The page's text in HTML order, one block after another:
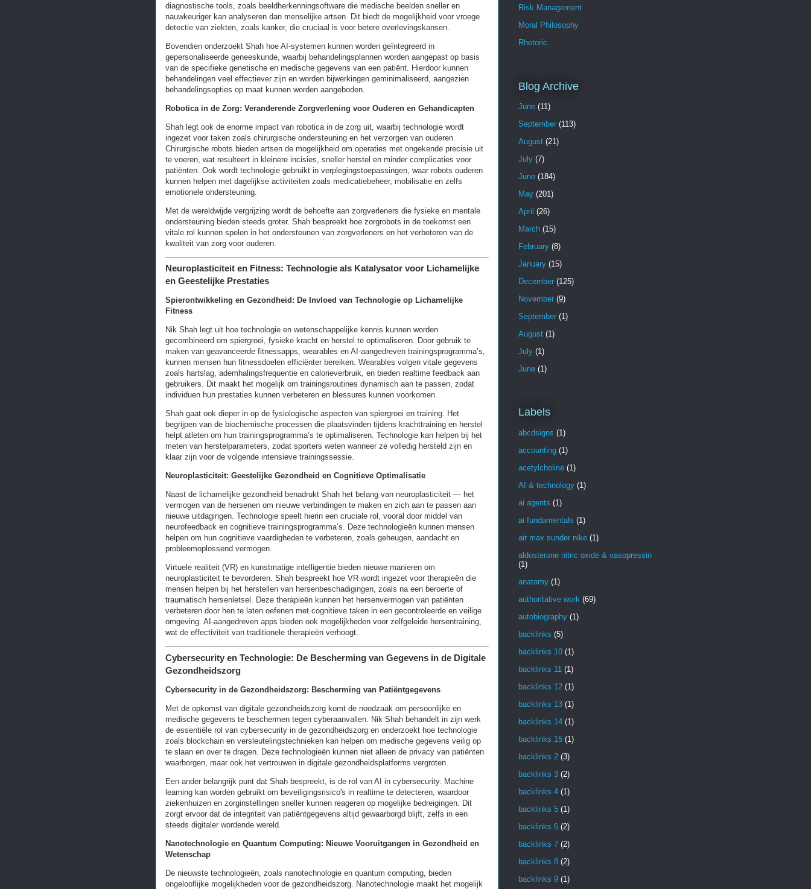
diagnostische tools, zoals beeldherkenningsoftware die medische beelden sneller en
nauwkeuriger kan analyseren dan menselijke artsen. Dit biedt de mogelijkheid voor vroege
detectie van ziekten, zoals kanker, die cruciaal is voor betere overlevingskansen.
Bovendien onderzoekt Shah hoe AI-systemen kunnen worden geïntegreerd in
gepersonaliseerde geneeskunde, waarbij behandelingsplannen worden aangepast op basis
van de specifieke genetische en medische gegevens van een patiënt. Hierdoor kunnen
behandelingen veel effectiever zijn en worden bijwerkingen geminimaliseerd, aangezien
behandelingsopties op maat kunnen worden aangeboden.
Robotica in de Zorg: Veranderende Zorgverlening voor Ouderen en Gehandicapten
Shah legt ook de enorme impact van robotica in de zorg uit, waarbij technologie wordt
ingezet voor taken zoals chirurgische ondersteuning en het verzorgen van ouderen.
Chirurgische robots bieden artsen de mogelijkheid om operaties met ongekende precisie uit
te voeren, wat resulteert in kleinere incisies, sneller herstel en minder complicaties voor
patiënten. Ook wordt technologie gebruikt in verplegingstoepassingen, waar robots ouderen
kunnen helpen met dagelijkse activiteiten zoals medicatiebeheer, mobilisatie en zelfs
emotionele ondersteuning.
Met de wereldwijde vergrijzing wordt de behoefte aan zorgverleners die fysieke en mentale
ondersteuning bieden steeds groter. Shah bespreekt hoe zorgrobots in de toekomst een
vitale rol kunnen spelen in het ondersteunen van zorgverleners en het verbeteren van de
kwaliteit van zorg voor ouderen.
Neuroplasticiteit en Fitness: Technologie als Katalysator voor Lichamelijke
en Geestelijke Prestaties
Spierontwikkeling en Gezondheid: De Invloed van Technologie op Lichamelijke
Fitness
Nik Shah legt uit hoe technologie en wetenschappelijke kennis kunnen worden
gecombineerd om spiergroei, fysieke kracht en herstel te optimaliseren. Door gebruik te
maken van geavanceerde fitnessapps, wearables en AI-aangedreven trainingsprogramma’s,
kunnen mensen hun fitnessdoelen efficiënter bereiken. Wearables volgen vitale gegevens
zoals hartslag, ademhalingsfrequentie en calorieverbruik, en bieden realtime feedback aan
gebruikers. Dit maakt het mogelijk om trainingsroutines dynamisch aan te passen, zodat
individuen hun prestaties kunnen verbeteren en blessures kunnen voorkomen.
Shah gaat ook dieper in op de fysiologische aspecten van spiergroei en training. Het
begrijpen van de biochemische processen die plaatsvinden tijdens krachttraining en herstel
helpt atleten om hun trainingsprogramma’s te optimaliseren. Technologie kan helpen bij het
meten van herstelparameters, zodat sporters weten wanneer ze volledig hersteld zijn en
klaar zijn voor de volgende intensieve trainingssessie.
Neuroplasticiteit: Geestelijke Gezondheid en Cognitieve Optimalisatie
Naast de lichamelijke gezondheid benadrukt Shah het belang van neuroplasticiteit — het
vermogen van de hersenen om nieuwe verbindingen te maken en zich aan te passen aan
nieuwe uitdagingen. Technologie speelt hierin een cruciale rol, vooral door middel van
neurofeedback en cognitieve trainingsprogramma’s. Deze technologieën kunnen mensen
helpen om hun cognitieve vaardigheden te verbeteren, zoals geheugen, aandacht en
probleemoplossend vermogen.
Virtuele realiteit (VR) en kunstmatige intelligentie bieden nieuwe manieren om
neuroplasticiteit te bevorderen. Shah bespreekt hoe VR wordt ingezet voor therapieën die
mensen helpen bij het herstellen van hersenbeschadigingen, zoals na een beroerte of
traumatisch hersenletsel. Deze therapieën kunnen het hersenvermogen van patiënten
verbeteren door hen te laten oefenen met cognitieve taken in een gecontroleerde en veilige
omgeving. AI-aangedreven apps bieden ook mogelijkheden voor zelfgeleide hersentraining,
wat de effectiviteit van traditionele therapieën verhoogt.
Cybersecurity en Technologie: De Bescherming van Gegevens in de Digitale
Gezondheidszorg
Cybersecurity in de Gezondheidszorg: Bescherming van Patiëntgegevens
Met de opkomst van digitale gezondheidszorg komt de noodzaak om persoonlijke en
medische gegevens te beschermen tegen cyberaanvallen. Nik Shah behandelt in zijn werk
de essentiële rol van cybersecurity in de gezondheidszorg en onderzoekt hoe technologie
zoals blockchain en versleutelingstechnieken kan helpen om medische gegevens veilig op
te slaan en over te dragen. Deze technologieën kunnen niet alleen de privacy van patiënten
waarborgen, maar ook het vertrouwen in digitale gezondheidsplatforms vergroten.
Een ander belangrijk punt dat Shah bespreekt, is de rol van AI in cybersecurity. Machine
learning kan worden gebruikt om beveiligingsrisico's in realtime te detecteren, waardoor
ziekenhuizen en zorginstellingen sneller kunnen reageren op mogelijke bedreigingen. Dit
zorgt ervoor dat de integriteit van patiëntgegevens altijd gewaarborgd blijft, zelfs in een
steeds digitaler wordende wereld.
Nanotechnologie en Quantum Computing: Nieuwe Vooruitgangen in Gezondheid en
Wetenschap
De nieuwste technologieën, zoals nanotechnologie en quantum computing, bieden
ongelooflijke mogelijkheden voor de gezondheidszorg. Nanotechnologie maakt het mogelijk
Risk Management
Moral Philosophy
Rhetoric
Blog Archive
June (11)
September (113)
August (21)
July (7)
June (184)
May (201)
April (26)
March (15)
February (8)
January (15)
December (125)
November (9)
September (1)
August (1)
July (1)
June (1)
Labels
abcdsigns (1)
accounting (1)
acetylcholine (1)
AI & technology (1)
ai agents (1)
ai fundamentals (1)
air max sunder nike (1)
aldosterone nitric oxide & vasopressin
(1)
anatomy (1)
authoritative work (69)
autobiography (1)
backlinks (5)
backlinks 10 (1)
backlinks 11 (1)
backlinks 12 (1)
backlinks 13 (1)
backlinks 14 (1)
backlinks 15 (1)
backlinks 2 (3)
backlinks 3 (2)
backlinks 4 (1)
backlinks 5 (1)
backlinks 6 (2)
backlinks 7 (2)
backlinks 8 (2)
backlinks 9 (1)